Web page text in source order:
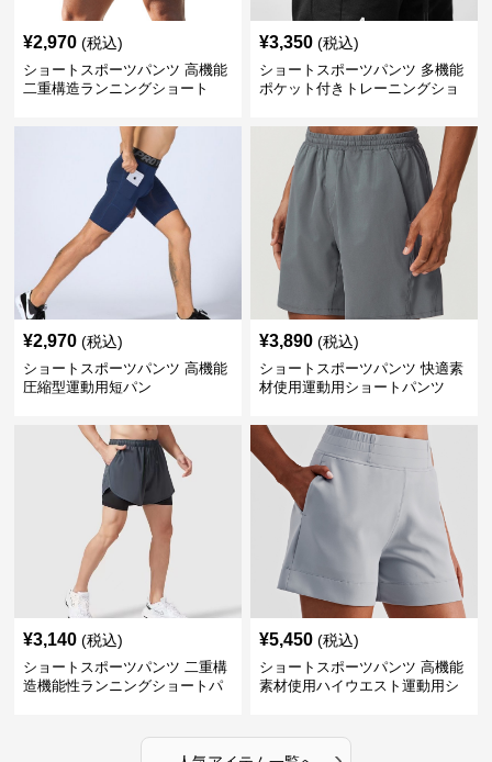
¥2,970 (税込)
ショートスポーツパンツ 高機能
二重構造ランニングショート
¥3,350 (税込)
ショートスポーツパンツ 多機能
ポケット付きトレーニングショ
¥2,970 (税込)
ショートスポーツパンツ 高機能
圧縮型運動用短パン
¥3,890 (税込)
ショートスポーツパンツ 快適素
材使用運動用ショートパンツ
¥3,140 (税込)
ショートスポーツパンツ 二重構
造機能性ランニングショートパ
¥5,450 (税込)
ショートスポーツパンツ 高機能
素材使用ハイウエスト運動用シ